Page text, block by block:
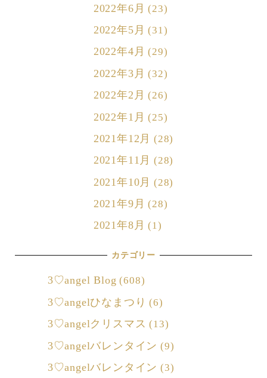
2022年6月 (23)
2022年5月 (31)
2022年4月 (29)
2022年3月 (32)
2022年2月 (26)
2022年1月 (25)
2021年12月 (28)
2021年11月 (28)
2021年10月 (28)
2021年9月 (28)
2021年8月 (1)
カテゴリー
3♡angel Blog (608)
3♡angelひなまつり (6)
3♡angelクリスマス (13)
3♡angelバレンタイン (9)
3♡angelバレンタイン (3)